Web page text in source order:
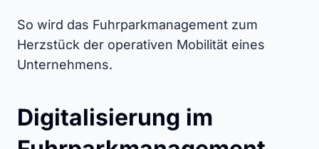
So wird das Fuhrparkmanagement zum
Herzstück der operativen Mobilität eines
Unternehmens.
Digitalisierung im